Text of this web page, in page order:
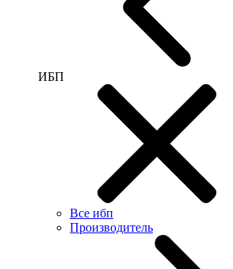
ИБП
Все ибп
Производитель